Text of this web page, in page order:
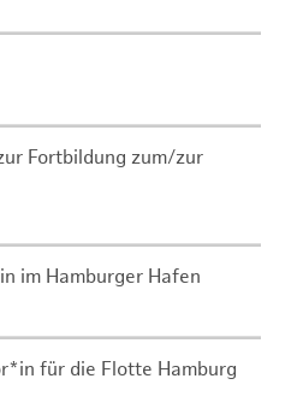
Fortbildung zum/zur
im Hamburger Hafen
für die Flotte Hamburg